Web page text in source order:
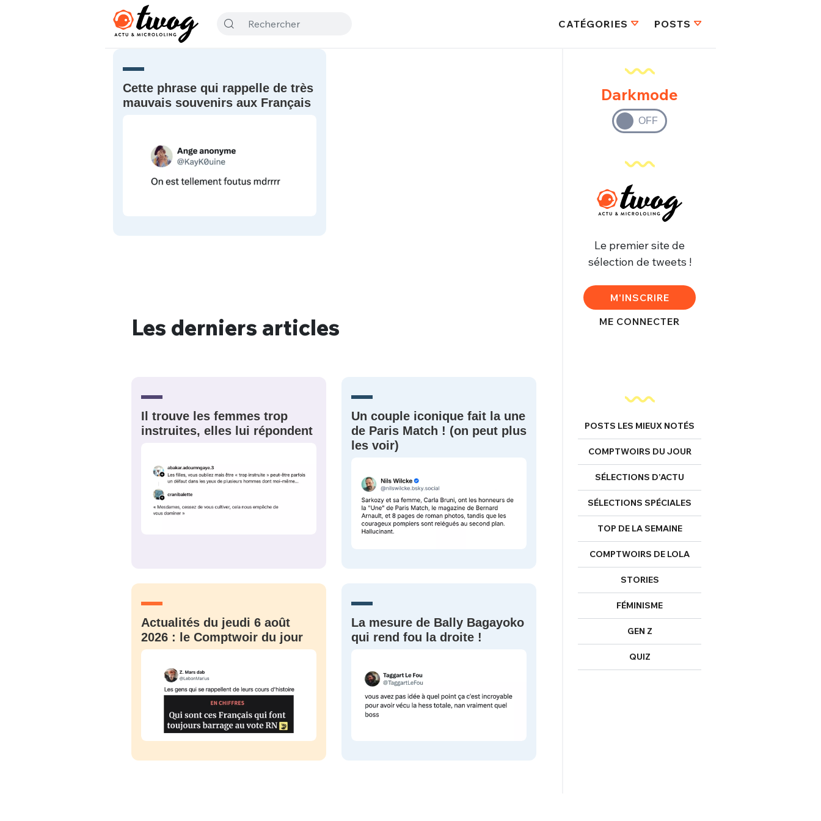
CATÉGORIES POSTS
Cette phrase qui rappelle de très
mauvais souvenirs aux Français
Les derniers articles
Il trouve les femmes trop
instruites, elles lui répondent
Un couple iconique fait la une
de Paris Match ! (on peut plus
les voir)
Actualités du jeudi 6 août
2026 : le Comptwoir du jour
La mesure de Bally Bagayoko
qui rend fou la droite !
Darkmode
Le premier site de
sélection de tweets !
M'INSCRIRE
ME CONNECTER
POSTS LES MIEUX NOTÉS
COMPTWOIRS DU JOUR
SÉLECTIONS D’ACTU
SÉLECTIONS SPÉCIALES
TOP DE LA SEMAINE
COMPTWOIRS DE LOLA
STORIES
FÉMINISME
GEN Z
QUIZ
FERMER
PSEUDO
PASSWORD*
PSEUDO
Mot de passe perdu ?
CONNEXION
VOTRE PARTICIPATION
Que souhaitez-vous proposer ?
Quelques
tweets
Ma propre
sélection
Un Thread
C'EST PARTI